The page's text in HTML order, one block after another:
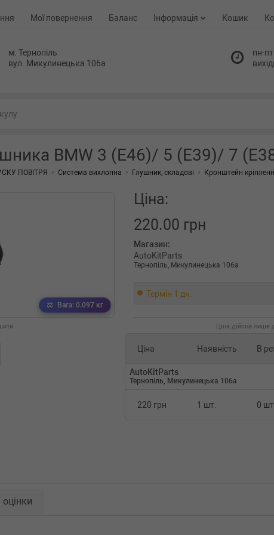
Мої повернення Баланс Інформація Кошик
м. Тернопіль
вул. Микулинецька 106а
пн-
BMW 3 (E46)/ 5 (E39)/ 7
ПОВІТРЯ Система вихлопна Глушник, складові Кронштейн
Вага: 0.097 кг
Ціна:
220.00 грн
Магазин:
AutoKitParts
Тернопіль, Микулинецька 106а
Термін 1 дн.
Ціна дійсна лише
Ціна Наявність В
AutoKitParts
Тернопіль, Микулинецька 106а
220 грн 1 шт. 0 шт.
оцінки